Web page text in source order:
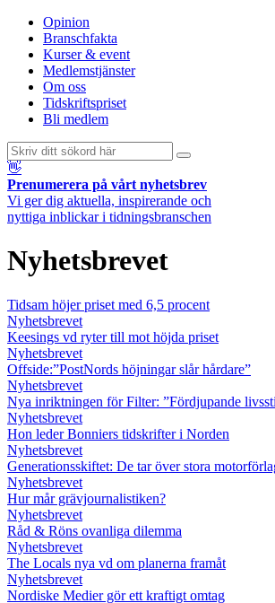
Opinion
Branschfakta
Kurser & event
Medlemstjänster
Om oss
Tidskriftspriset
Bli medlem
👋
Prenumerera på vårt nyhetsbrev
Vi ger dig aktuella, inspirerande och
nyttiga inblickar i tidningsbranschen
Nyhetsbrevet
Tidsam höjer priset med 6,5 procent
Nyhetsbrevet
Keesings vd ryter till mot höjda priset
Nyhetsbrevet
Offside:”PostNords höjningar slår hårdare”
Nyhetsbrevet
Nya inriktningen för Filter: ”Fördjupande
Nyhetsbrevet
Hon leder Bonniers tidskrifter i Norden
Nyhetsbrevet
Generationsskiftet: De tar över stora
Nyhetsbrevet
Hur mår grävjournalistiken?
Nyhetsbrevet
Råd & Röns ovanliga dilemma
Nyhetsbrevet
The Locals nya vd om planerna framåt
Nyhetsbrevet
Nordiske Medier gör ett kraftigt omtag